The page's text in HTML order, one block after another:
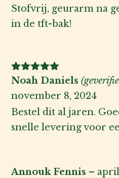
Stofvrij, geurarm na
in de tft-bak!
Gewaardeerd
Noah Daniels
november 8, 2024
Bestel dit al jaren.
snelle levering voor
Annouk Fennis – april